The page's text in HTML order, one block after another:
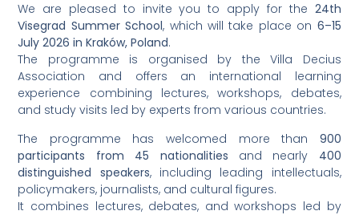
We are pleased to invite you to apply for the 24th
Visegrad Summer School, which will take place on 6–15
July 2026 in Kraków, Poland.
The programme is organised by the Villa Decius
Association and offers an international learning
experience combining lectures, workshops, debates,
and study visits led by experts from various countries.
The programme has welcomed more than 900
participants from 45 nationalities and nearly 400
distinguished speakers, including leading intellectuals,
policymakers, journalists, and cultural figures.
It combines lectures, debates, and workshops led by